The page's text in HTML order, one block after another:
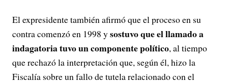
El expresidente también afirmó que el proceso en su
contra comenzó en 1998 ysostuvo que el llamado a
indagatoria tuvo un componente político, al tiempo
que rechazó la interpretación que, según él, hizo la
Fiscalía sobre un fallo de tutela relacionado con el